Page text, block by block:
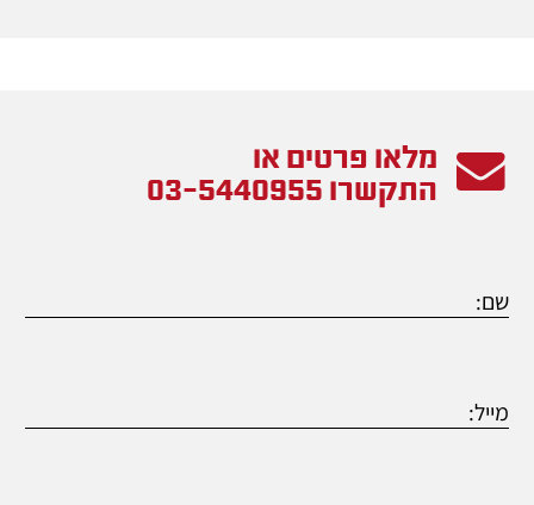
מלאו פרטים או
התקשרו 03-5440955